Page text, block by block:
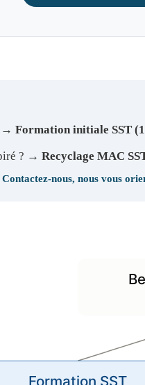
→ Formation initiale SST
? → Recyclage MAC
Contactez-nous, nous vous